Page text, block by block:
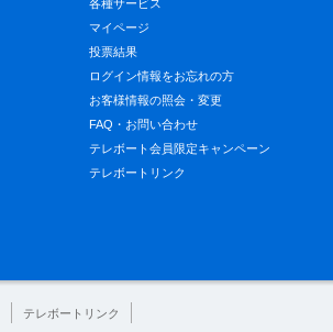
各種サービス
マイページ
投票結果
ログイン情報をお忘れの方
お客様情報の照会・変更
FAQ・お問い合わせ
テレボート会員限定キャンペーン
テレボートリンク
テレボートリンク